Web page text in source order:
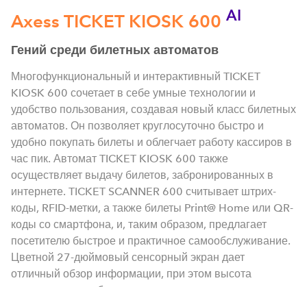
Axess TICKET KIOSK 600 AI
Гений среди билетных автоматов
Многофункциональный и интерактивный TICKET
KIOSK 600 сочетает в себе умные технологии и
удобство пользования, создавая новый класс билетных
автоматов. Он позволяет круглосуточно быстро и
удобно покупать билеты и облегчает работу кассиров в
час пик. Автомат TICKET KIOSK 600 также
осуществляет выдачу билетов, забронированных в
интернете. TICKET SCANNER 600 считывает штрих-
коды, RFID-метки, а также билеты Print@ Home или QR-
коды со смартфона, и, таким образом, предлагает
посетителю быстрое и практичное самообслуживание.
Цветной 27-дюймовый сенсорный экран дает
отличный обзор информации, при этом высота